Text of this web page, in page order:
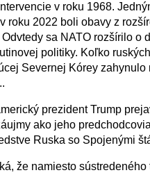
v roku 1968.
roku 2022 boli obavy z
sa NATO rozšírilo o
politiky. Koľko
Severnej Kórey
prezident Trump
ako jeho
Ruska so Spojenými
že namiesto